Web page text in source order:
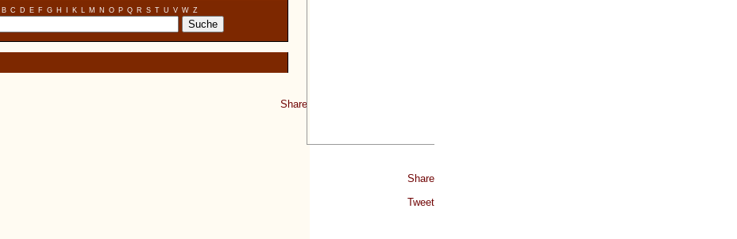
Share
Tweet
B C D E F G H K L M N O P Q R S T U V W Z
Share